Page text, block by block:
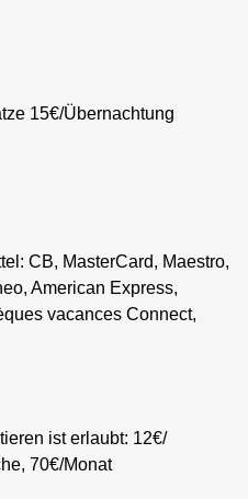
15€/Übernachtung
CB, MasterCard, Maestro,
American Express,
vacances Connect,
ist erlaubt: 12€/
70€/Monat